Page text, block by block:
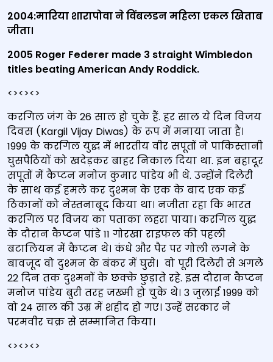
2004:मारिया शारापोवा ने विंबलडन महिला एकल खिताब
जीता।
2005 Roger Federer made 3 straight Wimbledon
titles beating American Andy Roddick.
<><><>
करगिल जंग के 26 साल हो चुके हैं. हर साल ये दिन विजय
दिवस (Kargil Vijay Diwas) के रूप में मनाया जाता है।
1999 के करगिल युद्ध में भारतीय वीर सपूतों ने पाकिस्‍तानी
घुसपैठियों को खदेड़कर बाहर निकाल दिया था. इन बहादूर
सपूतों में कैप्टन मनोज कुमार पांडेय भी थे. उन्होंने दिलेरी
के साथ कई हमले कर दुश्‍मन के एक के बाद एक कई
ठिकानों को नेस्तनाबूद किया था। नजीता रहा कि भारत
करगिल पर विजय का पताका लहरा पाया। करगिल युद्ध
के दौरान कैप्टन पांडे 11 गोरखा राइफल की पहली
बटालियन में कैप्टन थे। कंधे और पैर पर गोली लगने के
बावजूद वो दुश्मन के बंकर में घुसे। वो पूरी दिलेरी से अगले
22 दिन तक दुश्मनों के छक्के छुड़ाते रहे. इस दौरान कैप्टन
मनोज पांडेय बुरी तरह जख्मी हो चुके थे। 3 जुलाई 1999 को
वो 24 साल की उम्र में शहीद हो गए। उन्हें सरकार ने
परमवीर चक्र से सम्मानित किया।
<><><>